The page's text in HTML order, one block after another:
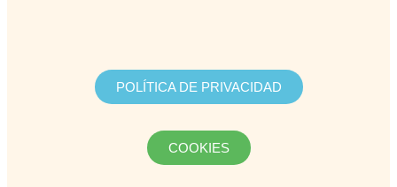
POLÍTICA DE PRIVACIDAD
COOKIES